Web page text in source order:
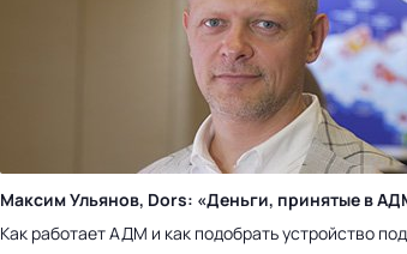
Максим Ульянов, Dors: «Деньги, принятые в
Как работает АДМ и как подобрать устройство